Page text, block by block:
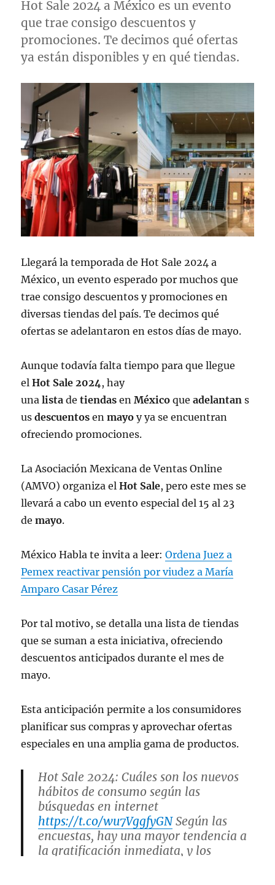
Hot Sale 2024 a México es un evento
que trae consigo descuentos y
promociones. Te decimos qué ofertas
ya están disponibles y en qué tiendas.
Llegará la temporada de Hot Sale 2024 a
México, un evento esperado por muchos que
trae consigo descuentos y promociones en
diversas tiendas del país. Te decimos qué
ofertas se adelantaron en estos días de mayo.
Aunque todavía falta tiempo para que llegue
elHot Sale 2024, hay
unalistadetiendasenMéxicoqueadelantans
usdescuentosenmayoy ya se encuentran
ofreciendo promociones.
La Asociación Mexicana de Ventas Online
(AMVO) organiza elHot Sale, pero este mes se
llevará a cabo un evento especial del 15 al 23
demayo.
México Habla te invita a leer:Ordena Juez a
Pemex reactivar pensión por viudez a María
Amparo Casar Pérez
Por tal motivo, se detalla una lista de tiendas
que se suman a esta iniciativa, ofreciendo
descuentos anticipados durante el mes de
mayo.
Esta anticipación permite a los consumidores
planificar sus compras y aprovechar ofertas
especiales en una amplia gama de productos.
Hot Sale 2024: Cuáles son los nuevos
hábitos de consumo según las
búsquedas en internet
https://t.co/wu7VggfyGNSegún las
encuestas, hay una mayor tendencia a
la gratificación inmediata, y los